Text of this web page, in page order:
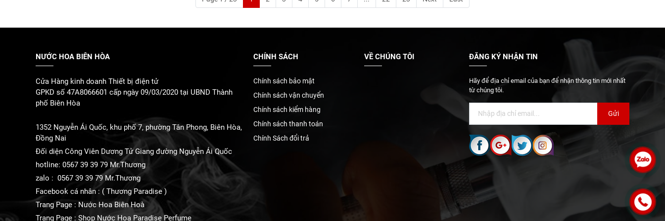
NƯỚC HOA BIÊN HÒA
Cửa Hàng kinh doanh Thiết bị điện tử
GPKD số 47A8066601 cấp ngày 09/03/2020 tại UBND Thành
phố Biên Hòa
1352 Nguyễn Ái Quốc, khu phố 7, phường Tân Phong, Biên Hòa,
Đồng Nai
Đối diện Công Viên Dương Tử Giang đường Nguyễn Ái Quốc
hotline: 0567 39 39 79 Mr.Thương
zalo : 0567 39 39 79 Mr.Thương
Facebook cá nhân : ( Thương Paradise )
Trang Page : Nước Hoa Biên Hoà
Trang Page : Shop Nước Hoa Paradise Perfume
CHÍNH SÁCH
Chính sách bảo mật
Chính sách vận chuyển
Chính sách kiểm hàng
Chính sách thanh toán
Chính Sách đổi trả
VỀ CHÚNG TÔI ĐĂNG KÝ NHẬN TIN
Hãy để địa chỉ email của bạn để nhận thông tin mới nhất
từ chúng tôi.
Gửi